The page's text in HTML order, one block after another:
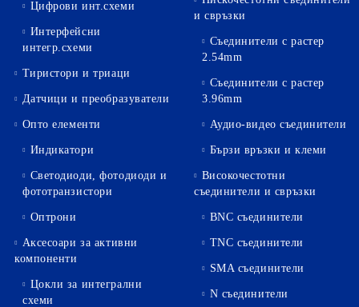
Цифрови инт.схеми
Интерфейсни
интегр.схеми
Тиристори и триаци
Датчици и преобразуватели
Опто елементи
Индикатори
Светодиоди, фотодиоди и
фототранзистори
Оптрони
Аксесоари за активни
компоненти
Цокли за интегрални
схеми
и свръзки
Съединители с растер
2.54mm
Съединители с растер
3.96mm
Аудио-видео съединители
Бързи връзки и клеми
Високочестотни
съединители и свръзки
BNC съединители
TNC съединители
SMA съединители
N съединители